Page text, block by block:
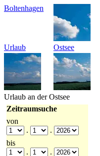
Boltenhagen
Urlaub
Ostsee
Urlaub an der Ostsee
Zeitraumsuche
von
.
.
bis
.
.